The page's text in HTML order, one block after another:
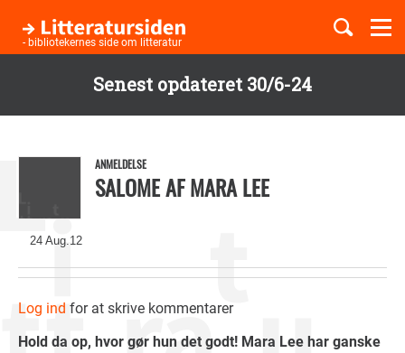
Senest opdateret 30/6-24
hovedindhold
- bibliotekernes side om litteratur
Børnebøger
24 Aug.12
ANMELDELSE
SALOME AF MARA LEE
Log ind for at skrive kommentarer
Hold da op, hvor gør hun det godt! Mara Lee har ganske